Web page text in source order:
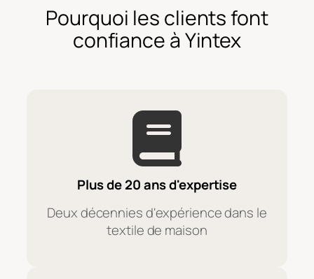
Pourquoi les clients font
confiance à Yintex
Plus de 20 ans d'expertise
Deux décennies d'expérience dans le
textile de maison